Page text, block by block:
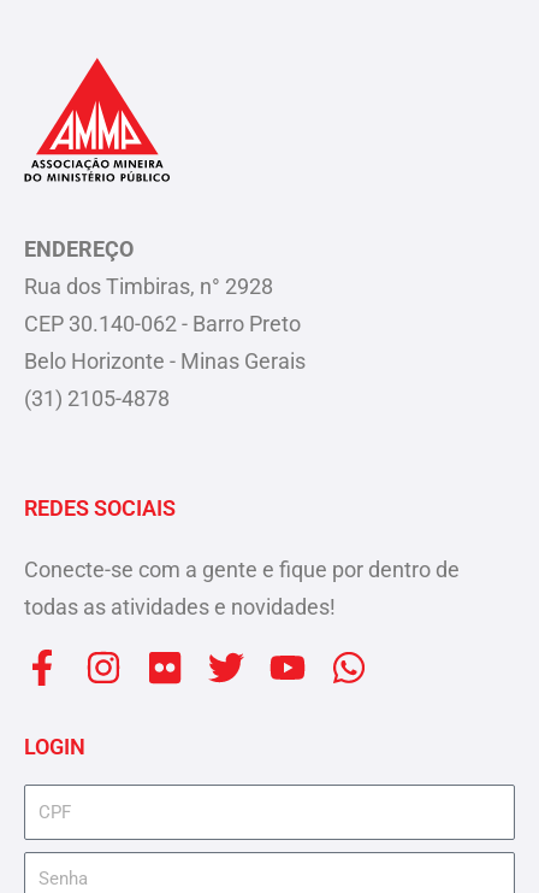
ENDEREÇO
Rua dos Timbiras, n° 2928
CEP 30.140-062 - Barro Preto
Belo Horizonte - Minas Gerais
(31) 2105-4878
REDES SOCIAIS
Conecte-se com a gente e fique por dentro de
todas as atividades e novidades!
F
c
e
b
o
o
I
t
g
F
c
r
T
t
e
Y
t
b
W
t
a
LOGIN
cpf
senha